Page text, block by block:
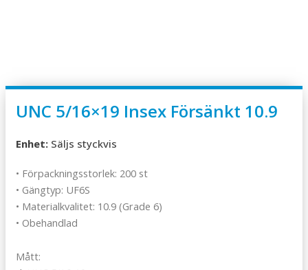
UNC 5/16×19 Insex Försänkt 10.9
Enhet: Säljs styckvis
• Förpackningsstorlek: 200 st
• Gängtyp: UF6S
• Materialkvalitet: 10.9 (Grade 6)
• Obehandlad
Mått: